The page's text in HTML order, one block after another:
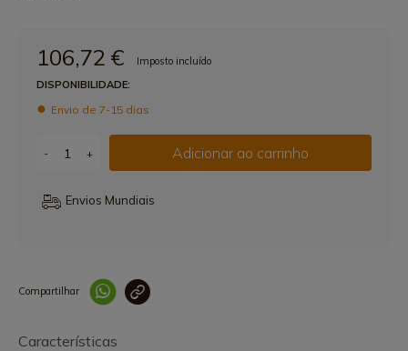
106,72 €
Imposto incluído
DISPONIBILIDADE:
Envio de 7-15 dias
- + Adicionar ao carrinho
Envios Mundiais
Compartilhar
Características